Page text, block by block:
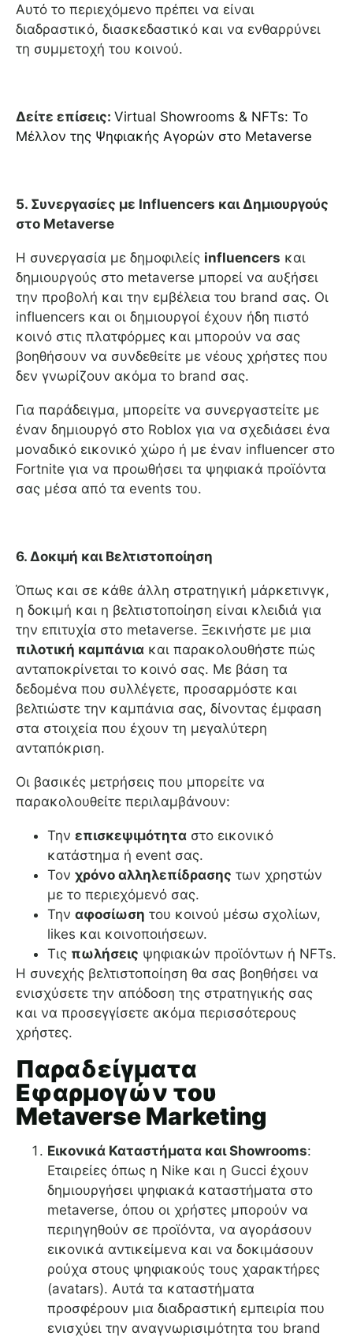
Αυτό το περιεχόμενο πρέπει να είναι
διαδραστικό, διασκεδαστικό και να ενθαρρύνει
τη συμμετοχή του κοινού.
Δείτε επίσεις: Virtual Showrooms & NFTs: Το
Μέλλον της Ψηφιακής Αγορών στο Metaverse
5. Συνεργασίες με Influencers και Δημιουργούς
στο Metaverse
Η συνεργασία με δημοφιλείς influencers και
δημιουργούς στο metaverse μπορεί να αυξήσει
την προβολή και την εμβέλεια του brand σας. Οι
influencers και οι δημιουργοί έχουν ήδη πιστό
κοινό στις πλατφόρμες και μπορούν να σας
βοηθήσουν να συνδεθείτε με νέους χρήστες που
δεν γνωρίζουν ακόμα το brand σας.
Για παράδειγμα, μπορείτε να συνεργαστείτε με
έναν δημιουργό στο Roblox για να σχεδιάσει ένα
μοναδικό εικονικό χώρο ή με έναν influencer στο
Fortnite για να προωθήσει τα ψηφιακά προϊόντα
σας μέσα από τα events του.
6. Δοκιμή και Βελτιστοποίηση
Όπως και σε κάθε άλλη στρατηγική μάρκετινγκ,
η δοκιμή και η βελτιστοποίηση είναι κλειδιά για
την επιτυχία στο metaverse. Ξεκινήστε με μια
πιλοτική καμπάνια και παρακολουθήστε πώς
ανταποκρίνεται το κοινό σας. Με βάση τα
δεδομένα που συλλέγετε, προσαρμόστε και
βελτιώστε την καμπάνια σας, δίνοντας έμφαση
στα στοιχεία που έχουν τη μεγαλύτερη
ανταπόκριση.
Οι βασικές μετρήσεις που μπορείτε να
παρακολουθείτε περιλαμβάνουν:
Την επισκεψιμότητα στο εικονικό
κατάστημα ή event σας.
Τον χρόνο αλληλεπίδρασης των χρηστών
με το περιεχόμενό σας.
Την αφοσίωση του κοινού μέσω σχολίων,
likes και κοινοποιήσεων.
Τις πωλήσεις ψηφιακών προϊόντων ή NFTs.
Η συνεχής βελτιστοποίηση θα σας βοηθήσει να
ενισχύσετε την απόδοση της στρατηγικής σας
και να προσεγγίσετε ακόμα περισσότερους
χρήστες.
Παραδείγματα
Εφαρμογών του
Metaverse Marketing
Εικονικά Καταστήματα και Showrooms:
Εταιρείες όπως η Nike και η Gucci έχουν
δημιουργήσει ψηφιακά καταστήματα στο
metaverse, όπου οι χρήστες μπορούν να
περιηγηθούν σε προϊόντα, να αγοράσουν
εικονικά αντικείμενα και να δοκιμάσουν
ρούχα στους ψηφιακούς τους χαρακτήρες
(avatars). Αυτά τα καταστήματα
προσφέρουν μια διαδραστική εμπειρία που
ενισχύει την αναγνωρισιμότητα του brand